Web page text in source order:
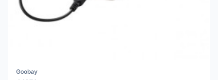
Goobay